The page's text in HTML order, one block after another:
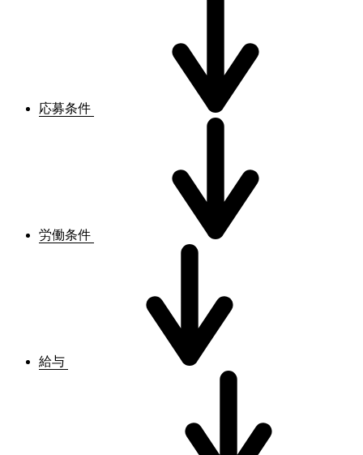
応募条件
労働条件
給与